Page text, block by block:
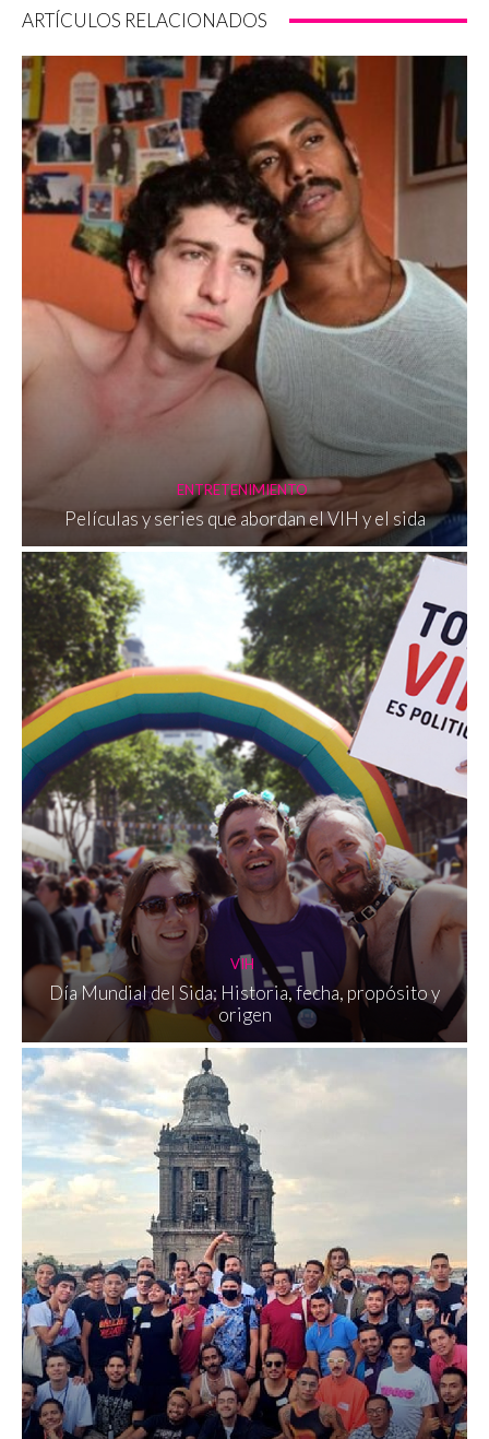
ARTÍCULOS RELACIONADOS
ENTRETENIMIENTO
Películas y series que abordan el VIH y el sida
VIH
Día Mundial del Sida: Historia, fecha, propósito y
origen